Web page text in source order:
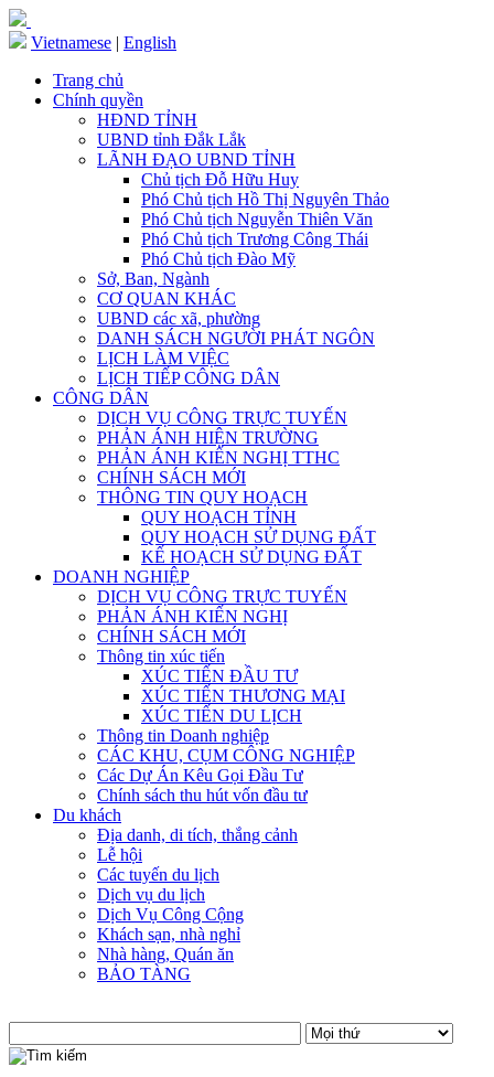
Vietnamese | English
Trang chủ
Chính quyền
HĐND TỈNH
UBND tỉnh Đắk Lắk
LÃNH ĐẠO UBND TỈNH
Chủ tịch Đỗ Hữu Huy
Phó Chủ tịch Hồ Thị Nguyên Thảo
Phó Chủ tịch Nguyễn Thiên Văn
Phó Chủ tịch Trương Công Thái
Phó Chủ tịch Đào Mỹ
Sở, Ban, Ngành
CƠ QUAN KHÁC
UBND các xã, phường
DANH SÁCH NGƯỜI PHÁT NGÔN
LỊCH LÀM VIỆC
LỊCH TIẾP CÔNG DÂN
CÔNG DÂN
DỊCH VỤ CÔNG TRỰC TUYẾN
PHẢN ÁNH HIỆN TRƯỜNG
PHẢN ÁNH KIẾN NGHỊ TTHC
CHÍNH SÁCH MỚI
THÔNG TIN QUY HOẠCH
QUY HOẠCH TỈNH
QUY HOẠCH SỬ DỤNG ĐẤT
KẾ HOẠCH SỬ DỤNG ĐẤT
DOANH NGHIỆP
DỊCH VỤ CÔNG TRỰC TUYẾN
PHẢN ÁNH KIẾN NGHỊ
CHÍNH SÁCH MỚI
Thông tin xúc tiến
XÚC TIẾN ĐẦU TƯ
XÚC TIẾN THƯƠNG MẠI
XÚC TIẾN DU LỊCH
Thông tin Doanh nghiệp
CÁC KHU, CỤM CÔNG NGHIỆP
Các Dự Án Kêu Gọi Đầu Tư
Chính sách thu hút vốn đầu tư
Du khách
Địa danh, di tích, thắng cảnh
Lễ hội
Các tuyến du lịch
Dịch vụ du lịch
Dịch Vụ Công Cộng
Khách sạn, nhà nghỉ
Nhà hàng, Quán ăn
BẢO TÀNG